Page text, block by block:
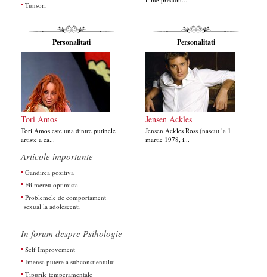
Tunsori
Personalitati
Tori Amos
Tori Amos este una dintre putinele
artiste a ca...
Personalitati
Jensen Ackles
Jensen Ackles Ross (nascut la 1
martie 1978, i...
Articole importante
Gandirea pozitiva
Fii mereu optimista
Problemele de comportament
sexual la adolescenti
In forum despre Psihologie
Self Improvement
Imensa putere a subconstientului
Tipurile temperamentale